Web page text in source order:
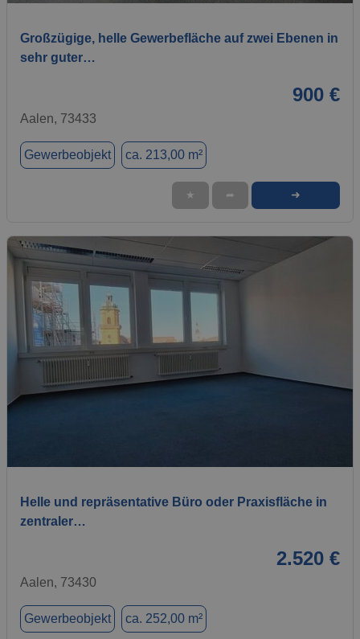
Großzügige, helle Gewerbefläche auf zwei Ebenen in
sehr guter…
900 €
Aalen, 73433
Gewerbeobjekt ca. 213,00 m²
★ ➦ ➜
Helle und repräsentative Büro oder Praxisfläche in
zentraler…
2.520 €
Aalen, 73430
Gewerbeobjekt ca. 252,00 m²